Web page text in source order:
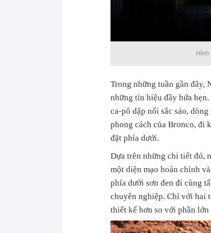
Hình
Trong những tuần gần đây,
những tín hiệu đầy hứa
ca-pô dập nổi sắc sảo,
phong cách của Bronco, đi
đặt phía dưới.
Dựa trên những chi tiết đó,
một diện mạo hoàn chỉnh
phía dưới sơn đen đi cùng
chuyên nghiệp. Chỉ với hai
thiết kế hơn so với phần